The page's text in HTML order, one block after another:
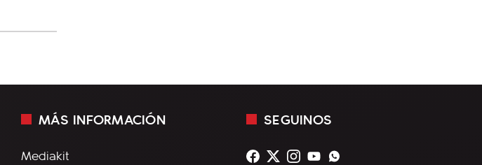
MÁS INFORMACIÓN
Mediakit
SEGUINOS